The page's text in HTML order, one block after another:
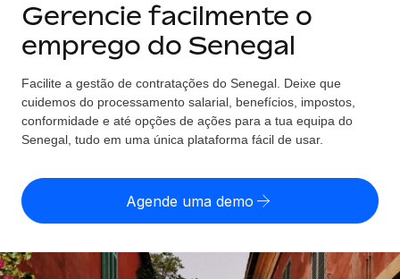
EMPREGO GLOBAL
Processamento Salarial
Processamento salarial fácil e em conformidade
Employer of Record
entidades
globalmente
Soluções
COBERTURA GLOBAL
Explorador de países
Encontra apoio para emprego global por país
Comparar a Remote
Veja como nos comparamos com os outros
TORNE-SE NOSSO PARCEIRO
Preçário
English
Nederlands Início de sessão
Gerencie facilmente o
emprego do Senegal
Facilite a gestão de contratações do Senegal. Deixe que
cuidemos do processamento salarial, benefícios, impostos,
conformidade e até opções de ações para a tua equipa do
Senegal, tudo em uma única plataforma fácil de usar.
Agende uma demo